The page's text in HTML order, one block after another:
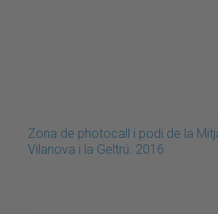
Zona de photocall i podi de la
Vilanova i la Geltrú. 2016